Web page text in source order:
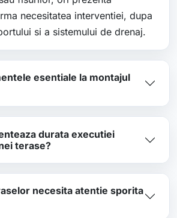
necesitatea interventiei, dupa
si a sistemului de drenaj.
esentiale la montajul
durata executiei
terase?
necesita atentie sporita